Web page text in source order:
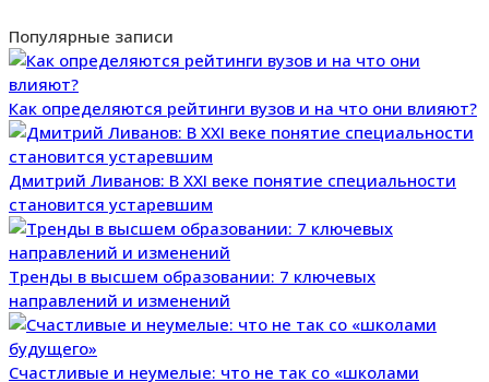
Популярные записи
Как определяются рейтинги вузов и на что они влияют?
Дмитрий Ливанов: В XXI веке понятие специальности
становится устаревшим
Тренды в высшем образовании: 7 ключевых
направлений и изменений
Счастливые‌ ‌и‌ ‌неумелые: что‌ ‌не‌ ‌так‌ ‌с‌о ‌«школами‌